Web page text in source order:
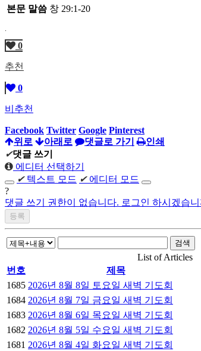
본문 말씀 창 29:1-20
.
0
추천
0
비추천
Facebook Twitter Google Pinterest
위로
아래로 댓글로 가기
인쇄
✔댓글 쓰기
에디터 선택하기
✔ 텍스트 모드 ✔ 에디터 모드
?
댓글 쓰기 권한이 없습니다. 로그인 하시겠습니
검색
List of Articles
번호
제목
1685 2026년 8월 8일 토요일 새벽 기도회
1684 2026년 8월 7일 금요일 새벽 기도회
1683 2026년 8월 6일 목요일 새벽 기도회
1682 2026년 8월 5일 수요일 새벽 기도회
1681 2026년 8월 4일 화요일 새벽 기도회